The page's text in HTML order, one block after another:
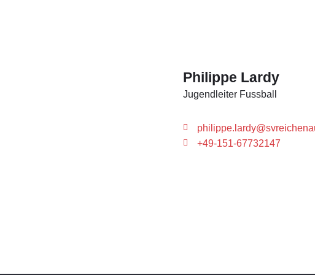
Philippe Lardy
Jugendleiter Fussball
+49-151-67732147